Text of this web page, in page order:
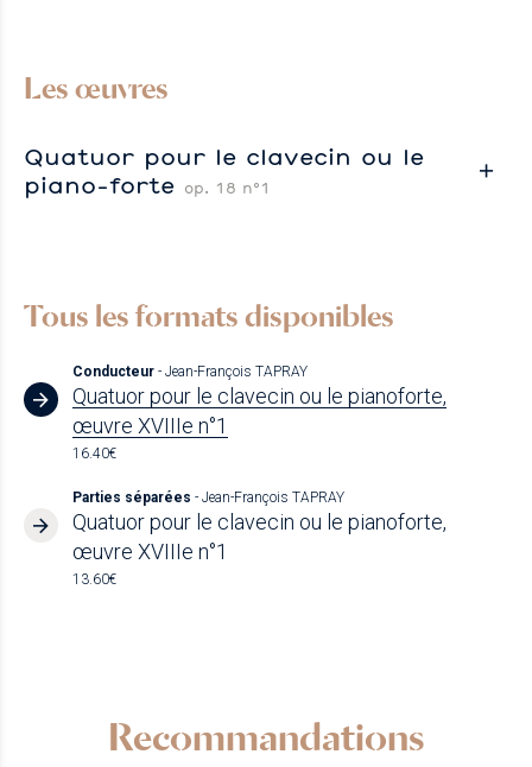
Les œuvres
Quatuor pour le clavecin ou le
piano-forte op. 18 n°1
Tous les formats disponibles
Conducteur - Jean-François TAPRAY
Quatuor pour le clavecin ou le pianoforte,
œuvre XVIIIe n°1
16.40€
Parties séparées - Jean-François TAPRAY
Quatuor pour le clavecin ou le pianoforte,
œuvre XVIIIe n°1
13.60€
Recommandations